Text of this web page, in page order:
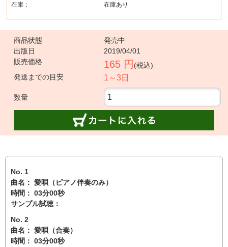
在庫：
在庫あり
商品状態
発売中
出版日
2019/04/01
販売価格
165 円 (税込)
発送までの目安
1～3日
数量
No. 1
曲名： 愛唄（ピアノ伴奏のみ）
時間： 03分00秒
サンプル試聴：
No. 2
曲名： 愛唄（合奏）
時間： 03分00秒